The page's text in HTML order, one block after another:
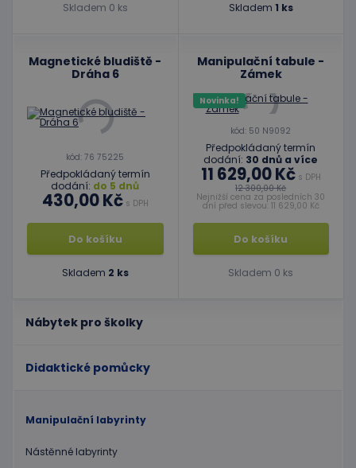
Nábytek pro školky
Didaktické pomůcky
Manipulační labyrinty
Nástěnné labyrinty
Skladem 0 ks Skladem 1 ks
Magnetické bludiště -
Dráha 6
kód: 76 75225
Předpokládaný termín
dodání: do 5 dnů
430,00 Kčs DPH
Do košíku
Skladem 2 ks
Manipulační tabule -
Zámek
Novinka!
kód: 50 N9092
Předpokládaný termín
dodání: 30 dnů a více
11 629,00 Kčs DPH
12 300,00 Kč
Nejnižší cena za posledních 30
dní před slevou: 11 629,00 Kč
Do košíku
Skladem 0 ks